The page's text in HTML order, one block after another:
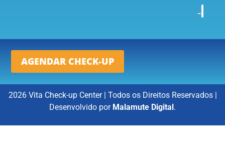
AGENDAR CHECK-UP
2026 Vita Check-up Center | Todos os Direitos Reservados |
Desenvolvido por Malamute Digital.